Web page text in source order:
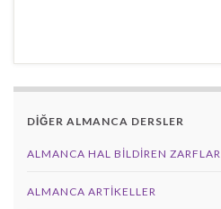
DİĞER ALMANCA DERSLER
ALMANCA HAL BILDIREN ZARFLAR
ALMANCA ARTIKELLER